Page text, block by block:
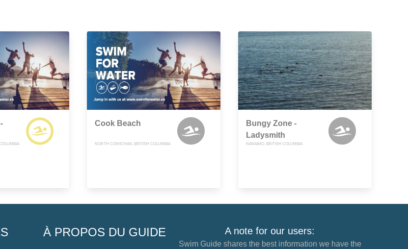
Cook Beach
NORTH COWICHAN, BRITISH COLUMBIA
Bungy Zone -
Ladysmith
NANAIMO, BRITISH COLUMBIA
À PROPOS DU GUIDE A note for our users:
Swim Guide shares the best information we have the